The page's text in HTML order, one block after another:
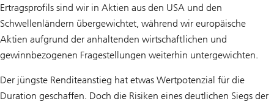
Ertragsprofils sind wir in Aktien aus den USA und den
Schwellenländern übergewichtet, während wir europäische
Aktien aufgrund der anhaltenden wirtschaftlichen und
gewinnbezogenen Fragestellungen weiterhin untergewichten.
Der jüngste Renditeanstieg hat etwas Wertpotenzial für die
Duration geschaffen. Doch die Risiken eines deutlichen Siegs der